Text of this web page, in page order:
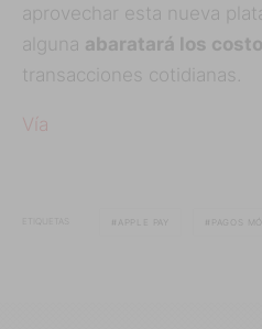
aprovechar esta nueva
alguna abaratará los
transacciones cotidianas.
Vía
ETIQUETAS PAGOS